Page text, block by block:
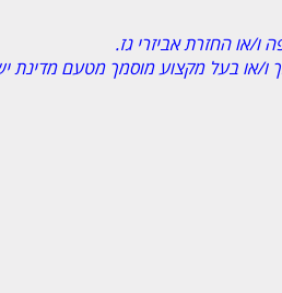
ו/או החזרת אביזרי גז.
ו/או בעל מקצוע מוסמך מטעם מדינת